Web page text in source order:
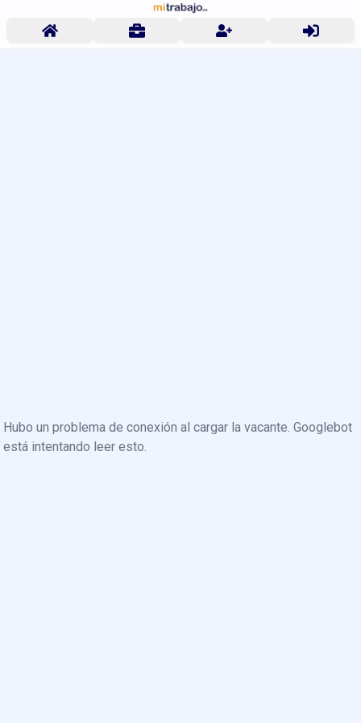
Hubo un problema de conexión al cargar la vacante. Googlebot
está intentando leer esto.